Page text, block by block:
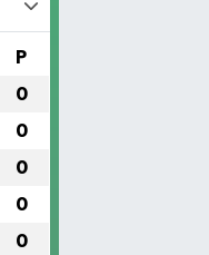
P
0
0
0
0
0